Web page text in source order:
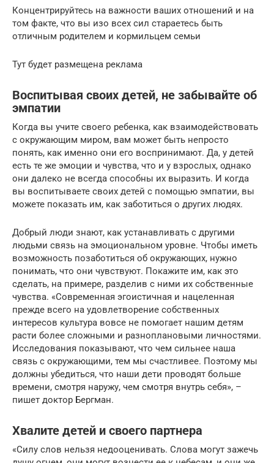
Концентрируйтесь на важности ваших отношений и на
том факте, что вы изо всех сил стараетесь быть
отличным родителем и кормильцем семьи
Тут будет размещена реклама
Воспитывая своих детей, не забывайте об
эмпатии
Когда вы учите своего ребенка, как взаимодействовать
с окружающим миром, вам может быть непросто
понять, как именно они его воспринимают. Да, у детей
есть те же эмоции и чувства, что и у взрослых, однако
они далеко не всегда способны их выразить. И когда
вы воспитываете своих детей с помощью эмпатии, вы
можете показать им, как заботиться о других людях.
Добрый люди знают, как устанавливать с другими
людьми связь на эмоциональном уровне. Чтобы иметь
возможность позаботиться об окружающих, нужно
понимать, что они чувствуют. Покажите им, как это
сделать, на примере, разделив с ними их собственные
чувства. «Современная эгоистичная и нацеленная
прежде всего на удовлетворение собственных
интересов культура вовсе не помогает нашим детям
расти более сложными и разноплановыми личностями.
Исследования показывают, что чем сильнее наша
связь с окружающими, тем мы счастливее. Поэтому мы
должны убедиться, что наши дети проводят больше
времени, смотря наружу, чем смотря внутрь себя», –
пишет доктор Бергман.
Хвалите детей и своего партнера
«Силу слов нельзя недооценивать. Слова могут зажечь